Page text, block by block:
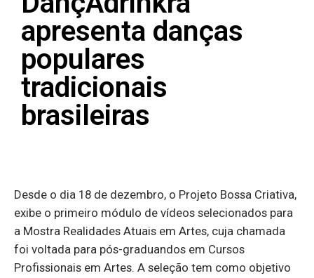
apresenta danças
populares
tradicionais
brasileiras
Desde o dia 18 de dezembro, o Projeto Bossa Criativa,
exibe o primeiro módulo de vídeos selecionados para
a Mostra Realidades Atuais em Artes, cuja chamada
foi voltada para pós-graduandos em Cursos
Profissionais em Artes. A seleção tem como objetivo